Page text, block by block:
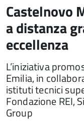
Castelnovo
a distanza
eccellenza
L’iniziativa
Emilia, in
istituti tecnici
Fondazione REI,
Group